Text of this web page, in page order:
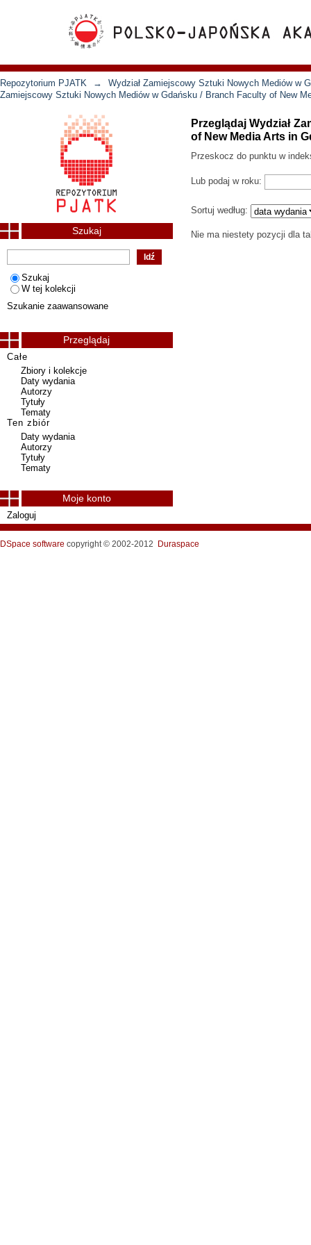
Repozytorium PJATK →
Wydział Zamiejscowy Sztuki Nowych Mediów w
Zamiejscowy Sztuki Nowych Mediów w Gdańsku / Branch Faculty of New
Przeglądaj Wydział
of New Media Arts in
Przeskocz do punktu w
Lub podaj w roku:
Sortuj według:
Nie ma niestety pozycji dla
Szukaj
Szukaj
W tej kolekcji
Szukanie zaawansowane
Przeglądaj
Całe
Zbiory i kolekcje
Daty wydania
Autorzy
Tytuły
Tematy
Ten zbiór
Daty wydania
Autorzy
Tytuły
Tematy
Moje konto
Zaloguj
DSpace software copyright © 2002-2012 Duraspace